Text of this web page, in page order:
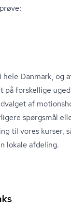
hele Danmark, og
på forskellige
af
spørgsmål
til vores kurser,
lokale afdeling.